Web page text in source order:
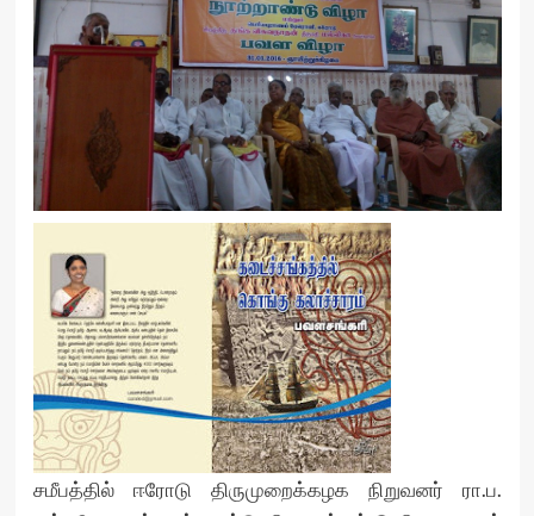
சமீபத்தில் ஈரோடு திருமுறைக்கழக நிறுவனர் ரா.ப.